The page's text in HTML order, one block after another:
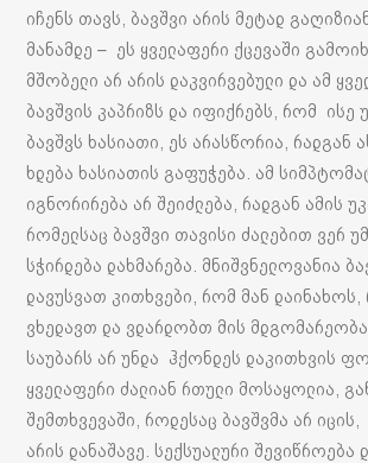
იჩენს თავს, ბავშვი არის მეტად
მანამდე – ეს ყველაფერი ქცევაში
მშობელი არ არის დაკვირვებული და ამ
ბავშვის კაპრიზს და იფიქრებს, რომ ისე
ბავშვს ხასიათი, ეს არასწორია, რადგან
ხდება ხასიათის გაფუჭება. ამ
იგნორირება არ შეიძლება, რადგან ამის
რომელსაც ბავშვი თავისი ძალებით ვერ
სჭირდება დახმარება. მნიშვნელოვანია
დავუსვათ კითხვები, რომ მან
ვხედავთ და ვდარდობთ მის
საუბარს არ უნდა ჰქონდეს დაკითხვის
ყველაფერი ძალიან რთული მოსაყოლია,
შემთხვევაში, როდესაც ბავშვმა არ
არის დანაშავე. სექსუალური შევიწროება